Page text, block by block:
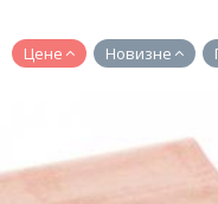
Цене Новизне